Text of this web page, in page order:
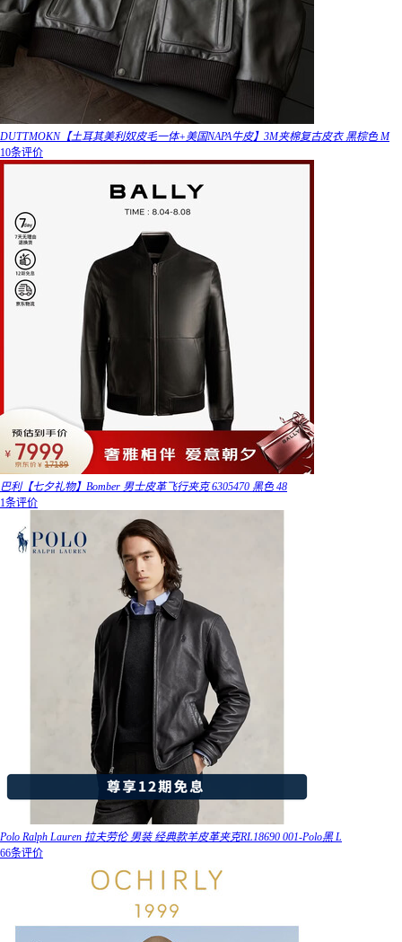
DUTTMOKN【土耳其美利奴皮毛一体+美国NAPA牛皮】3M夹棉复古皮衣 黑棕色 M
10条评价
巴利【七夕礼物】Bomber 男士皮革飞行夹克 6305470 黑色 48
1条评价
Polo Ralph Lauren 拉夫劳伦 男装 经典款羊皮革夹克RL18690 001-Polo黑 L
66条评价